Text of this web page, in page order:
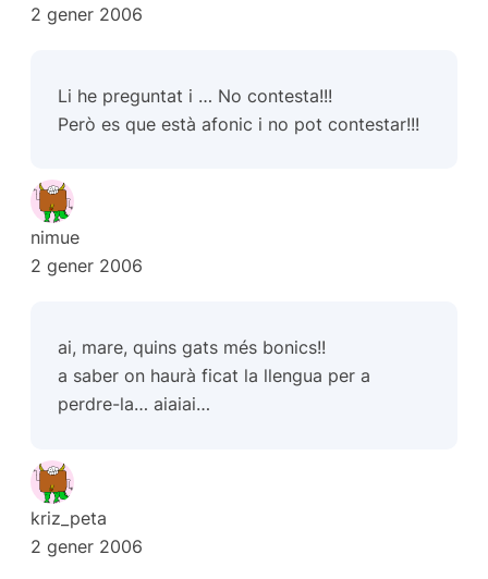
2 gener 2006
Li he preguntat i … No contesta!!!
Però es que està afonic i no pot contestar!!!
nimue
2 gener 2006
ai, mare, quins gats més bonics!!
a saber on haurà ficat la llengua per a
perdre-la… aiaiai…
kriz_peta
2 gener 2006